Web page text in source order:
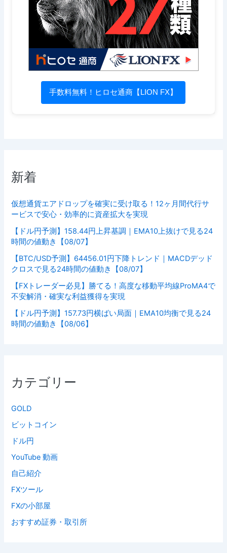
手数料無料！ヒロセ通商【LION FX】
新着
仮想通貨エアドロップを確実に受け取る！12ヶ月間代行サ
ービスで安心・効率的に資産拡大を実現
【ドル円予測】158.44円上昇基調｜EMA10上抜けで見る24
時間の値動き【08/07】
【BTC/USD予測】64456.01円下降トレンド｜MACDデッド
クロスで見る24時間の値動き【08/07】
【FXトレーダー必見】勝てる！高度な移動平均線ProMA4で
不安解消・確実な利益獲得を実現
【ドル円予測】157.73円横ばい局面｜EMA10均衡で見る24
時間の値動き【08/06】
カテゴリー
GOLD
ビットコイン
ドル円
YouTube 動画
自己紹介
FXツール
FXの小部屋
おすすめ証券・取引所